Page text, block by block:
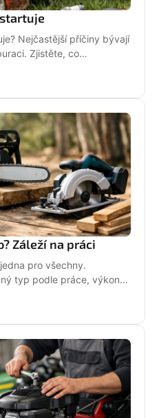
Nejčastější příčiny bývají
Zjistěte, co
Záleží na práci
pro všechny.
typ podle práce, výkonu,